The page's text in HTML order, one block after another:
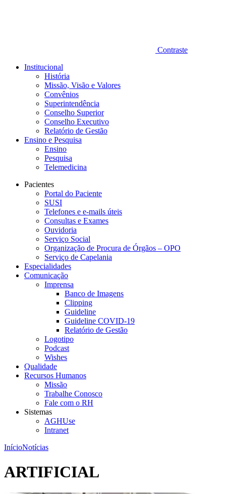
Contraste
Institucional
História
Missão, Visão e Valores
Convênios
Superintendência
Conselho Superior
Conselho Executivo
Relatório de Gestão
Ensino e Pesquisa
Ensino
Pesquisa
Telemedicina
Pacientes
Portal do Paciente
SUSI
Telefones e e-mails úteis
Consultas e Exames
Ouvidoria
Serviço Social
Organização de Procura de Órgãos – OPO
Serviço de Capelania
Especialidades
Comunicação
Imprensa
Banco de Imagens
Clipping
Guideline
Guideline COVID-19
Relatório de Gestão
Logotipo
Podcast
Wishes
Qualidade
Recursos Humanos
Missão
Trabalhe Conosco
Fale com o RH
Sistemas
AGHUse
Intranet
InícioNotícias
ARTIFICIAL